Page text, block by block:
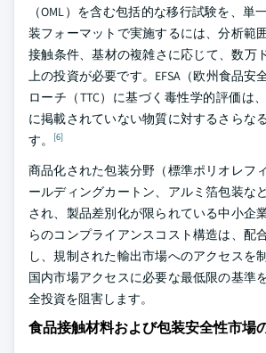
（OML）を含む包括的な移行試験を、単
装フォーマットで実施するには、分析範
接触条件、基材の複雑さに応じて、数万
上の投資が必要です。EFSA（欧州食品安
ローチ（TTC）に基づく毒性学的評価は
に掲載されていない物質に対するさらな
す。
[6]
商品化された包装分野（標準ポリオレフ
ールディングカートン、アルミ箔包装な
され、製品差別化が限られている中小企
らのコンプライアンスコスト構造は、配
し、規制された輸出市場へのアクセスを
国内市場アクセスに必要な最低限の基準
全投資を阻害します。
食品接触材料および包装安全性市場